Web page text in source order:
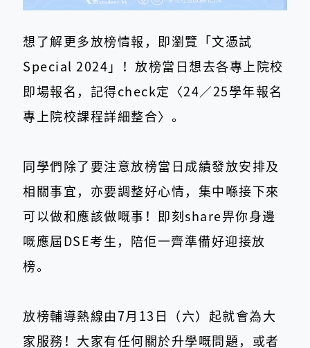
想了解更多放榜情報，即瀏覽「文憑試
Special 2024」！放榜當日想去各專上院校
即場報名，記得check定〈24／25學年報名
專上院校課程詳細整合〉。
同學們除了要注意放榜當日成績發放安排及
相關事宜，亦要調整好心情，集中喺接下來
可以做和應該做嘅事！即刻share畀你身邊
嘅應屆DSE考生，陪佢一齊準備好迎接放
榜。
放榜輔導熱線由7月13日（六）起就會為大
家服務！大家有任何關於升學嘅問題，或者